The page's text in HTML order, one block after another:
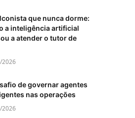
que nunca dorme:
a inteligência artificial
a atender o tutor de
2026
de governar agentes
nas operações
2026